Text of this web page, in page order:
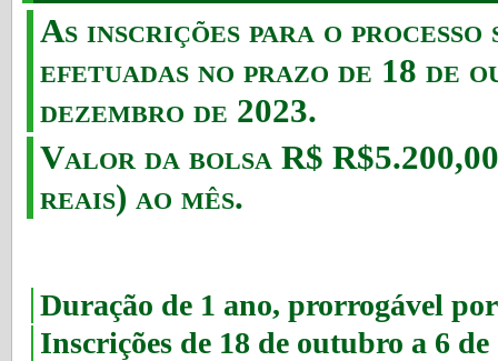
As inscrições para o
efetuadas no prazo de 18 de
dezembro de 2023.
Valor da bolsa R$
reais) ao mês.
Duração de 1 ano, prorrogável
Inscrições de 18 de outubro a 6 de